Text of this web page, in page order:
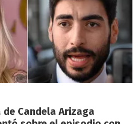
Candela Arizaga